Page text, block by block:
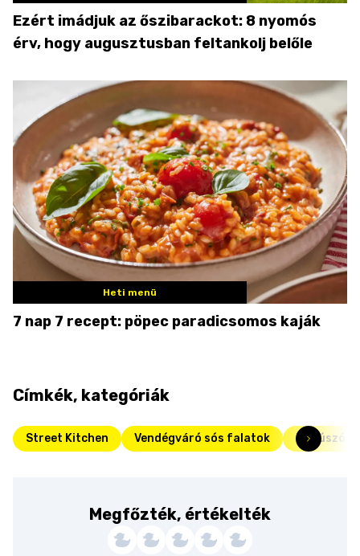
Ezért imádjuk az őszibarackot: 8 nyomós
érv, hogy augusztusban feltankolj belőle
Heti menü
7 nap 7 recept: pöpec paradicsomos kaják
Címkék, kategóriák
Street Kitchen Vendégváró sós falatok Megúszós
Megfőzték, értékelték